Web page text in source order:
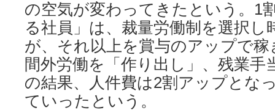
の空気が変わってきたという。1
る社員」は、裁量労働制を選択し
が、それ以上を賞与のアップで
間外労働を「作り出し」、残業手
の結果、人件費は2割アップとな
ていったという。